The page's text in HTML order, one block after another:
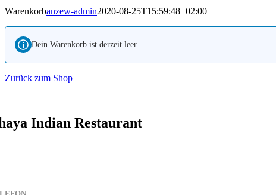
Warenkorbanzew-admin2020-08-25T15:59:48+02:00
Dein Warenkorb ist derzeit leer.
Zurück zum Shop
Indian Restaurant